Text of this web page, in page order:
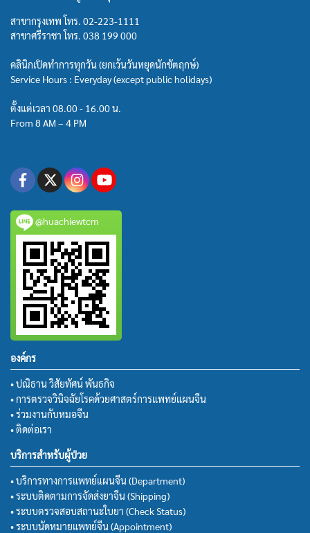
สาขากรุงเทพ โทร. 02-223-1111
สาขาศรีราชา โทร. 038 199 000
คลินิกเปิดทำการทุกวัน (ยกเว้นวันหยุดนักขัตฤกษ์)
Service Hours : Everyday (except public holidays)
ตั้งแต่เวลา 08.00 - 16.00 น.
From 8 AM – 4 PM
@huachiewtcm
องค์กร
• ปณิธาน วิสัยทัศน์ พันธกิจ
• การตรวจวินิจฉัยโรคด้วยศาสตร์การแพทย์แผนจีน
• ร่วมงานกับหมอจีน
• ติดต่อเรา
บริการสำหรับผู้ป่วย
• บริการทางการแพทย์แผนจีน (Department)
• ระบบติดตามการจัดส่งยาจีน (Shipping)
• ระบบตรวจสอบสถานะใบยา (Check Status)
• ระบบนัดหมายแพทย์จีน (Appointment)